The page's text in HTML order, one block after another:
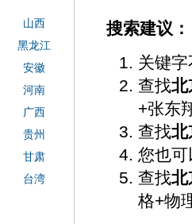
搜索建议：
关键
查找北
+张东
查找北
您也
查找北
格+物
山西
黑龙江
安徽
河南
广西
贵州
甘肃
台湾